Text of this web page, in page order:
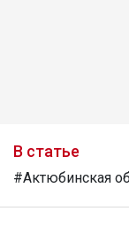
В статье
#Актюбинская